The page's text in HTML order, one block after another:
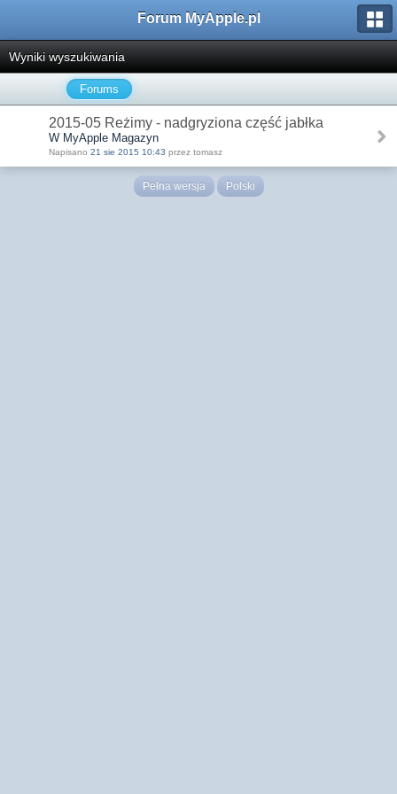
Forum MyApple.pl
Wyniki wyszukiwania
Forums
2015-05 Reżimy - nadgryziona część jabłka
W MyApple Magazyn
Napisano 21 sie 2015 10:43 przez tomasz
Pełna wersja Polski